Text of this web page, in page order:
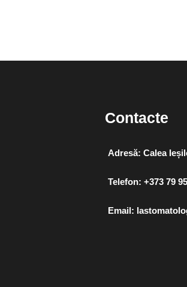
Contacte
Adresă: Calea
Telefon: +373 79
Email: